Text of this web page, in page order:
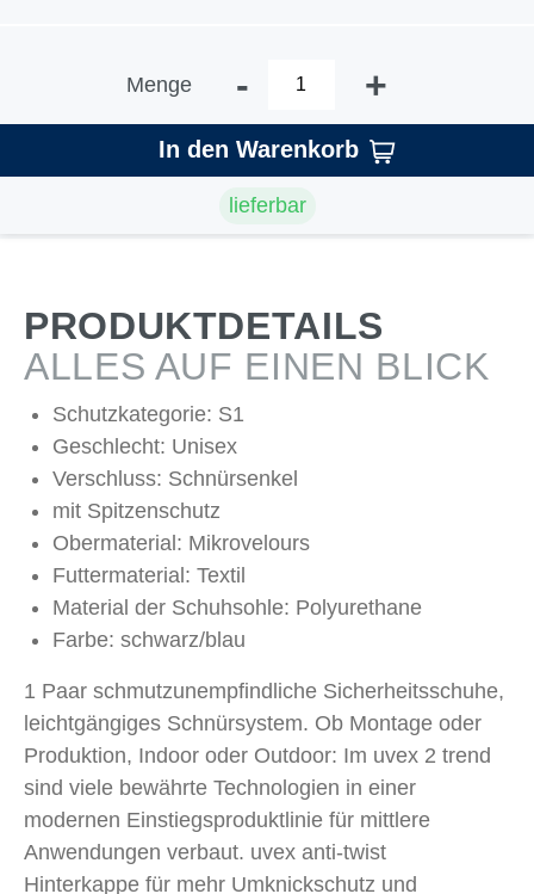
Menge - +
In den Warenkorb
lieferbar
PRODUKTDETAILS
ALLES AUF EINEN BLICK
Schutzkategorie: S1
Geschlecht: Unisex
Verschluss: Schnürsenkel
mit Spitzenschutz
Obermaterial: Mikrovelours
Futtermaterial: Textil
Material der Schuhsohle: Polyurethane
Farbe: schwarz/blau
1 Paar schmutzunempfindliche Sicherheitsschuhe,
leichtgängiges Schnürsystem. Ob Montage oder
Produktion, Indoor oder Outdoor: Im uvex 2 trend
sind viele bewährte Technologien in einer
modernen Einstiegsproduktlinie für mittlere
Anwendungen verbaut. uvex anti-twist
Hinterkappe für mehr Umknickschutz und